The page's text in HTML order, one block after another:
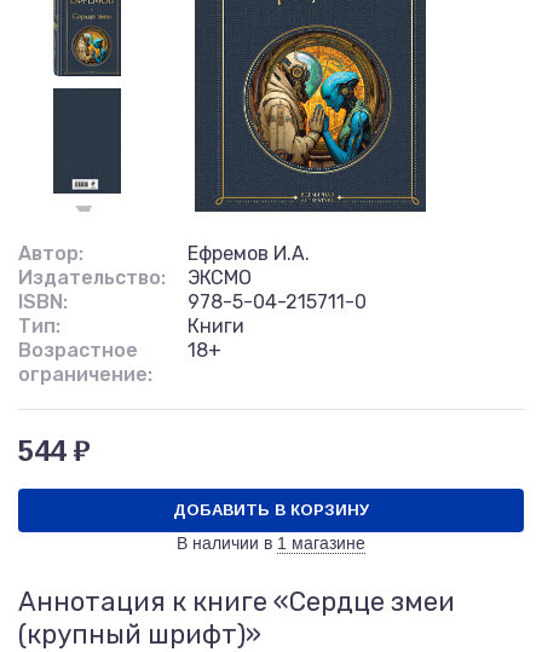
Автор:
Ефремов И.А.
Издательство:
ЭКСМО
ISBN:
978-5-04-215711-0
Тип:
Книги
Возрастное
ограничение:
18+
544 ₽
ДОБАВИТЬ В КОРЗИНУ
В наличии в 1 магазине
Аннотация к книге «Сердце змеи
(крупный шрифт)»